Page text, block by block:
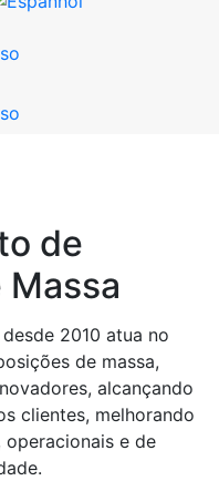
de
2010 atua no
de massa,
alcançando
clientes, melhorando
operacionais e de